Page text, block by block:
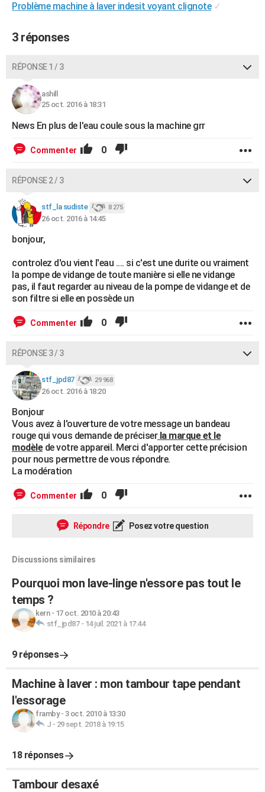
Carte de Noël
Carte Bonne année
Carte Saint-Valentin
Carte Pâques
Carte d'anniversaire
DICTIONNAIRE
Dictionnaire
Biographies
Citations
Expressions
Proverbes
PROGRAMME TV
AVIS DE DÉCÈS
FORUM
Bricolage
Lifestyle
Culture
Sport
Auto
Television
Voyage
Cinema
Problème machine à laver indesit voyant clignote ✓
3 réponses
RÉPONSE 1 / 3
ashill
25 oct. 2016 à 18:31
News En plus de l'eau coule sous la machine grr
Commenter 0
RÉPONSE 2 / 3
stf_la sudiste 8 275
26 oct. 2016 à 14:45
bonjour,
controlez d'ou vient l'eau .... si c'est une durite ou vraiment
la pompe de vidange de toute manière si elle ne vidange
pas, il faut regarder au niveau de la pompe de vidange et de
son filtre si elle en possède un
Commenter 0
RÉPONSE 3 / 3
stf_jpd87 29 968
26 oct. 2016 à 18:20
Bonjour
Vous avez à l'ouverture de votre message un bandeau
rouge qui vous demande de préciserla marque et le
modèlede votre appareil. Merci d'apporter cette précision
pour nous permettre de vous répondre.
La modération
Commenter 0
Répondre Posez votre question
Discussions similaires
Pourquoi mon lave-linge n'essore pas tout le
temps ?
kern- 17 oct. 2010 à 20:43
stf_jpd87- 14 juil. 2021 à 17:44
9 réponses
Machine à laver : mon tambour tape pendant
l'essorage
framby- 3 oct. 2010 à 13:30
J - 29 sept. 2018 à 19:15
18 réponses
Tambour desaxé